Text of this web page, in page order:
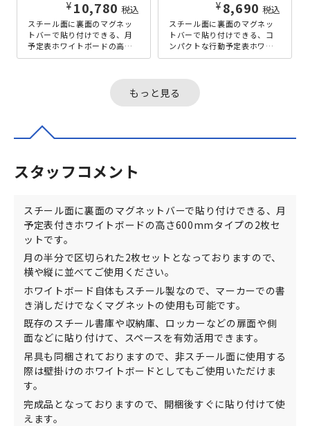
¥ 10,780 税込
スチール面に裏面のマグネッ
トバーで貼り付けできる、月
予定表ホワイトボードの高さ
900mmタイプです。ホワイト
¥ 8,690 税込
スチール面に裏面のマグネッ
トバーで貼り付けできる、コ
ンパクトな行動予定表ホワイ
トボードです。ホワイトボー
マーカーで...
もっと見る
スタッフコメント
スチール面に裏面のマグネットバーで貼り付けできる、月
予定表付きホワイトボードの高さ600mmタイプの2枚セ
ットです。
月の半分で区切られた2枚セットとなっておりますので、
横や縦に並べてご使用ください。
ホワイトボード自体もスチール製なので、マーカーでの書
き消しだけでなくマグネットの使用も可能です。
既存のスチール書庫や収納庫、ロッカーなどの扉面や側
面などに貼り付けて、スペースを有効活用できます。
吊具も同梱されておりますので、非スチール面に使用する
際は壁掛けのホワイトボードとしてもご使用いただけま
す。
完成品となっておりますので、開梱後すぐに貼り付けて使
えます。